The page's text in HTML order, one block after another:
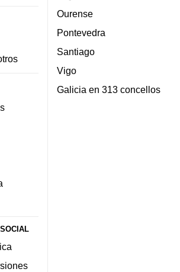
Ourense
Pontevedra
Santiago
Vigo
Galicia en 313 concellos